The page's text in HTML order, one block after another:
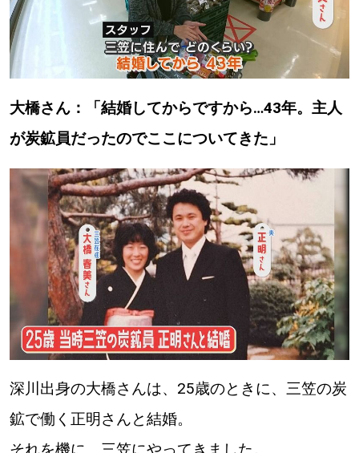
大橋さん：「結婚してからですから…43年。主人
が炭鉱員だったのでここについてきた」
深川出身の大橋さんは、25歳のときに、三笠の炭
鉱で働く正明さんと結婚。